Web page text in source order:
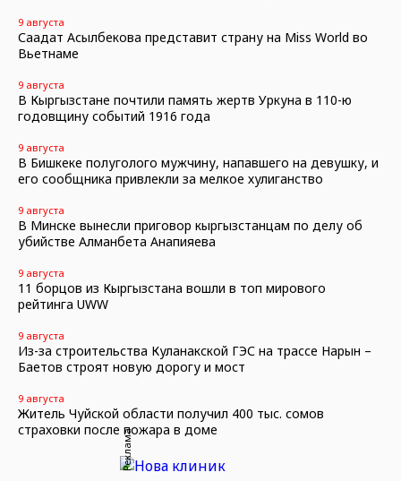
9 августа
Саадат Асылбекова представит страну на Miss World во
Вьетнаме
9 августа
В Кыргызстане почтили память жертв Уркуна в 110-ю
годовщину событий 1916 года
9 августа
В Бишкеке полуголого мужчину, напавшего на девушку, и
его сообщника привлекли за мелкое хулиганство
9 августа
В Минске вынесли приговор кыргызстанцам по делу об
убийстве Алманбета Анапияева
9 августа
11 борцов из Кыргызстана вошли в топ мирового
рейтинга UWW
9 августа
Из-за строительства Куланакской ГЭС на трассе Нарын –
Баетов строят новую дорогу и мост
9 августа
Житель Чуйской области получил 400 тыс. сомов
страховки после пожара в доме
Реклама